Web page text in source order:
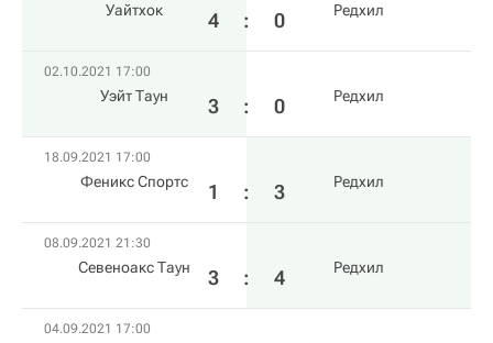
Уайтхок 4 : 0 Редхил
02.10.2021 17:00
Уэйт Таун 3 : 0 Редхил
18.09.2021 17:00
Феникс Спортс 1 : 3 Редхил
08.09.2021 21:30
Севеноакс Таун 3 : 4 Редхил
04.09.2021 17:00